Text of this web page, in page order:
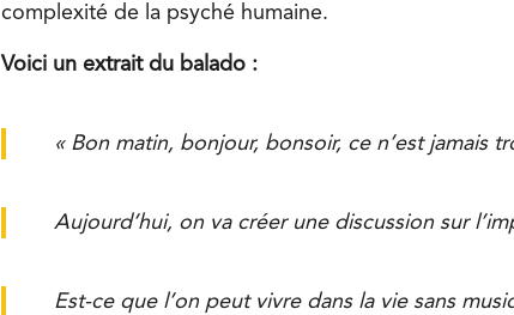
complexité de la psyché humaine.
Voici un extrait du balado :
« Bon matin, bonjour, bonsoir, ce n’est jamais
Aujourd’hui, on va créer une discussion sur
Est-ce que l’on peut vivre dans la vie sans